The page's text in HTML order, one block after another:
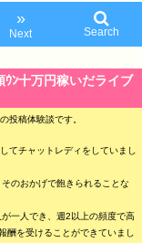
»
Next Search
ﾝ十万円稼いだライブ
の投稿体験談です。
てチャットレディをしていまし
のおかげで飽きられることな
一人でき、週2以上の頻度で高
酬を受けることができていまし